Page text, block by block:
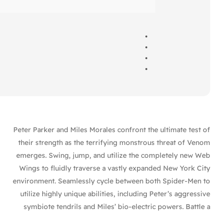
Peter Parker and Miles Morales confront the ultimate test of
their strength as the terrifying monstrous threat of Venom
emerges. Swing, jump, and utilize the completely new Web
Wings to fluidly traverse a vastly expanded New York City
environment. Seamlessly cycle between both Spider-Men to
utilize highly unique abilities, including Peter’s aggressive
symbiote tendrils and Miles’ bio-electric powers. Battle a